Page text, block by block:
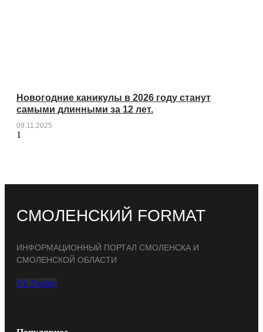
Новогодние каникулы в 2026 году станут
самыми длинными за 12 лет.
09.11.2025
СМОЛЕНСКИЙ FORMAT
ИНФОРМАЦИОННЫЙ ПОРТАЛ СМОЛЕНСКА И
СМОЛЕНСКОЙ ОБЛАСТИ
Vk Twitter